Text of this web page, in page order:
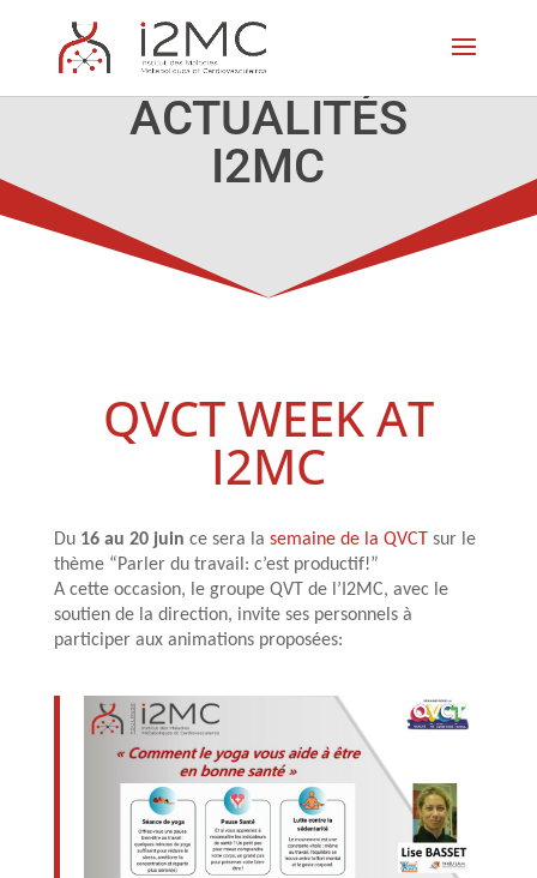
ACTUALITÉS
I2MC
QVCT WEEK AT
I2MC
Du 16 au 20 juin ce sera la semaine de la QVCT sur le
thème “Parler du travail: c’est productif!”
A cette occasion, le groupe QVT de l’I2MC, avec le
soutien de la direction, invite ses personnels à
participer aux animations proposées: